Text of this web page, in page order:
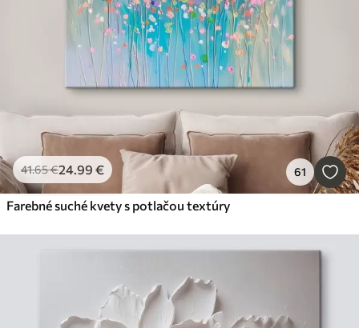
41.65€24.99 € 61
Farebné suché kvety s potlačou textúry